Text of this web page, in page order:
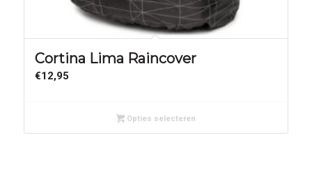
Cortina Lima Raincover
€12,95
Opties selecteren